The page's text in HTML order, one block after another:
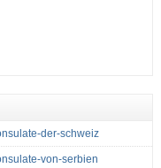
der-schweiz
von-serbien